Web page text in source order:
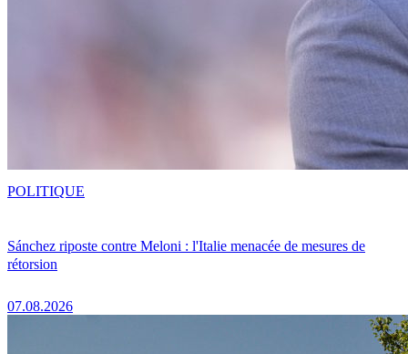
Sánchez riposte contre Meloni : l'Italie menacée de mesures de
rétorsion
07.08.2026
POLITIQUE